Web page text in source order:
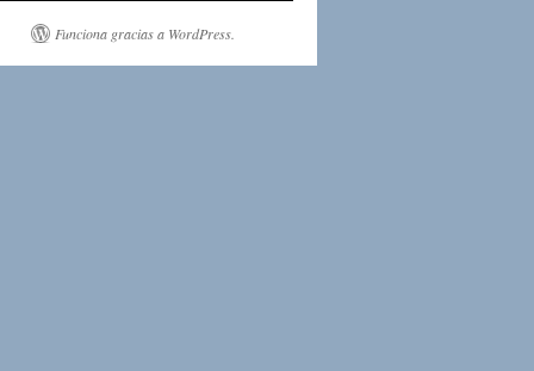
Funciona gracias a WordPress.